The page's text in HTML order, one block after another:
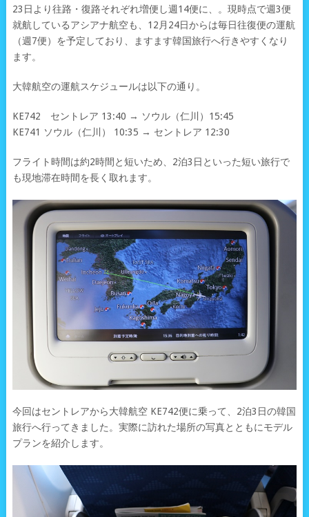
23日より往路・復路それぞれ増便し週14便に、。現時点で週3便
就航しているアシアナ航空も、12月24日からは毎日往復便の運航
（週7便）を予定しており、ますます韓国旅行へ行きやすくなり
ます。
大韓航空の運航スケジュールは以下の通り。
KE742 セントレア 13:40 → ソウル（仁川）15:45
KE741 ソウル（仁川） 10:35 → セントレア 12:30
フライト時間は約2時間と短いため、2泊3日といった短い旅行で
も現地滞在時間を長く取れます。
今回はセントレアから大韓航空 KE742便に乗って、2泊3日の韓国
旅行へ行ってきました。実際に訪れた場所の写真とともにモデル
プランを紹介します。